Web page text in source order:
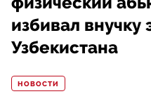
избивал внучку
Узбекистана
НОВОСТИ